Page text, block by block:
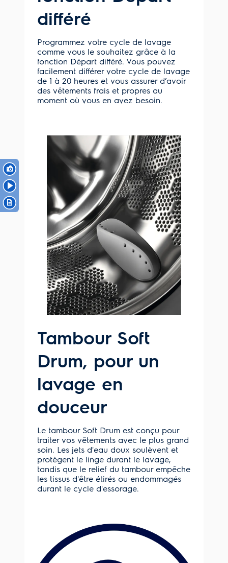
différé
Programmez votre cycle de lavage
comme vous le souhaitez grâce à la
fonction Départ différé. Vous pouvez
facilement différer votre cycle de lavage
de 1 à 20 heures et vous assurer d’avoir
des vêtements frais et propres au
moment où vous en avez besoin.
Tambour Soft
Drum, pour un
lavage en
douceur
Le tambour Soft Drum est conçu pour
traiter vos vêtements avec le plus grand
soin. Les jets d'eau doux soulèvent et
protègent le linge durant le lavage,
tandis que le relief du tambour empêche
les tissus d'être étirés ou endommagés
durant le cycle d'essorage.